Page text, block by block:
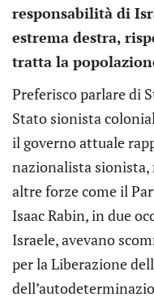
responsabilità di
estrema destra,
tratta la
Preferisco parlare di
Stato sionista
il governo attuale
nazionalista sionista,
altre forze come il
Isaac Rabin, in due
Israele, avevano
per la Liberazione